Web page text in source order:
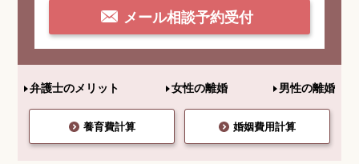
メール相談予約受付
弁護士のメリット 女性の離婚 男性の離婚
養育費計算 婚姻費用計算